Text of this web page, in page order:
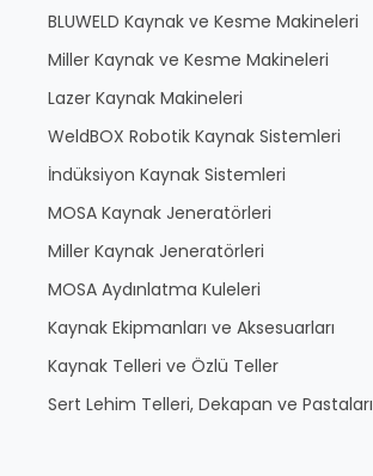
BLUWELD Kaynak ve Kesme Makineleri
Miller Kaynak ve Kesme Makineleri
Lazer Kaynak Makineleri
WeldBOX Robotik Kaynak Sistemleri
İndüksiyon Kaynak Sistemleri
MOSA Kaynak Jeneratörleri
Miller Kaynak Jeneratörleri
MOSA Aydınlatma Kuleleri
Kaynak Ekipmanları ve Aksesuarları
Kaynak Telleri ve Özlü Teller
Sert Lehim Telleri, Dekapan ve Pastaları